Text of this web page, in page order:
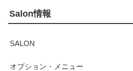
Salon情報
SALON
オプション・メニュー